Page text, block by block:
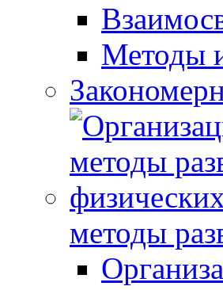
Методы
методы